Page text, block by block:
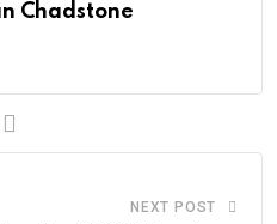
Chadstone
NEXT POST